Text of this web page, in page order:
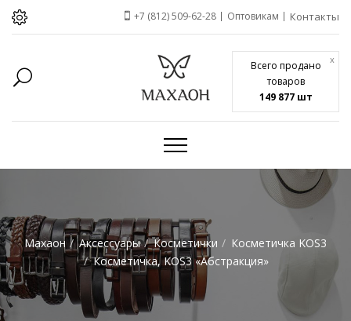
Всего продано
товаров
149 877 шт
x
+7 (812) 509-62-28 Оптовикам Контакты
Махаон Аксессуары Косметички
Косметичка KOS3
Косметичка, KOS3 «Абстракция»